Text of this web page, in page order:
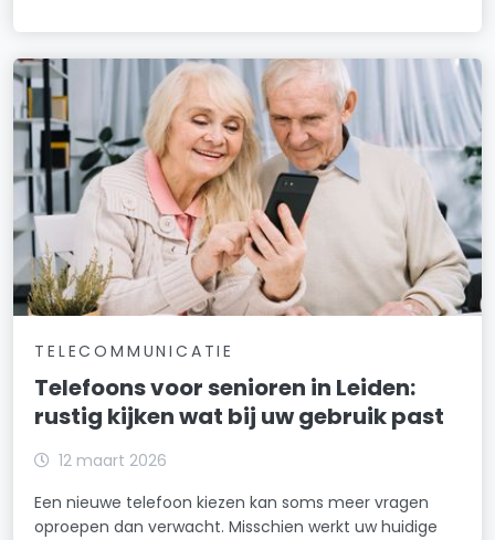
TELECOMMUNICATIE
Telefoons voor senioren in Leiden:
rustig kijken wat bij uw gebruik past
12 maart 2026
Een nieuwe telefoon kiezen kan soms meer vragen
oproepen dan verwacht. Misschien werkt uw huidige